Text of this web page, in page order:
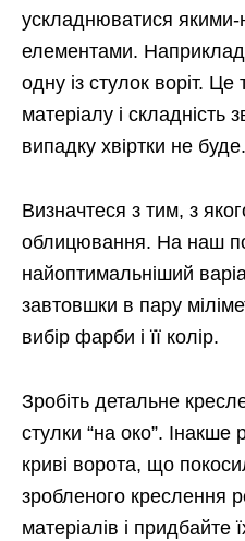
ускладнюватися
елементами.
одну із стулок воріт.
матеріалу і
випадку хвіртки не буде.
Визначтеся з тим, з
облицювання. На наш
найоптимальніший
завтовшки в пару
вибір фарби і її колір.
Зробіть детальне
стулки “на око”. Інакше
криві ворота, що
зробленого креслення
матеріалів і придбайте